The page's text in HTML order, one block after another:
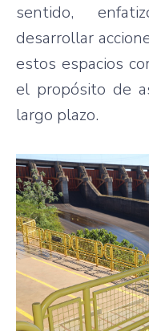
sentido,
desarrollar
estos espacios
el propósito de
largo plazo.